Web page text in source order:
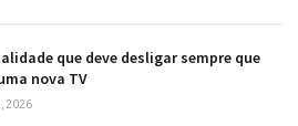
que deve desligar sempre que
nova TV
2026